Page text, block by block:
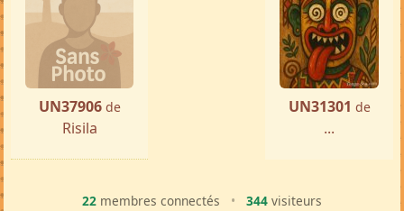
UN37906 de
Risila
UN31301 de
...
22 membres connectés • 344 visiteurs